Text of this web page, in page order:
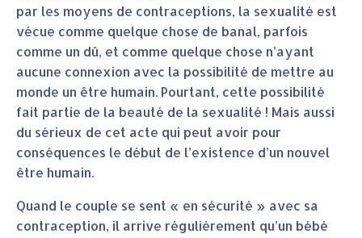
par les moyens de contraceptions, la sexualité est
vécue comme quelque chose de banal, parfois
comme un dû, et comme quelque chose n’ayant
aucune connexion avec la possibilité de mettre au
monde un être humain. Pourtant, cette possibilité
fait partie de la beauté de la sexualité ! Mais aussi
du sérieux de cet acte qui peut avoir pour
conséquences le début de l’existence d’un nouvel
être humain.
Quand le couple se sent « en sécurité » avec sa
contraception, il arrive régulièrement qu’un bébé